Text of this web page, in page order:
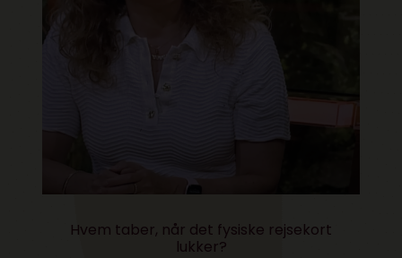
Hvem taber, når det fysiske rejsekort
lukker?